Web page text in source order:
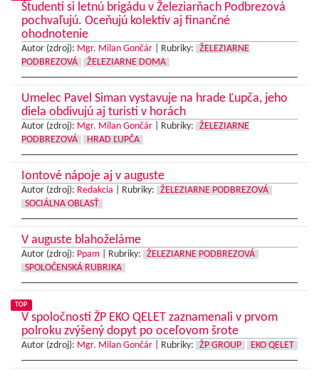
Študenti si letnú brigádu v Železiarňach Podbrezová
pochvaľujú. Oceňujú kolektív aj finančné
ohodnotenie
Autor (zdroj): Mgr. Milan Gončár Rubriky:
ŽELEZIARNE
PODBREZOVÁ
ŽELEZIARNE DOMA
Umelec Pavel Siman vystavuje na hrade Ľupča, jeho
diela obdivujú aj turisti v horách
Autor (zdroj): Mgr. Milan Gončár Rubriky:
ŽELEZIARNE
PODBREZOVÁ
HRAD ĽUPČA
Iontové nápoje aj v auguste
Autor (zdroj): Redakcia Rubriky:
ŽELEZIARNE PODBREZOVÁ
SOCIÁLNA OBLASŤ
V auguste blahoželáme
Autor (zdroj): Ppam Rubriky:
ŽELEZIARNE PODBREZOVÁ
SPOLOČENSKÁ RUBRIKA
TOP
V spoločnosti ŽP EKO QELET zaznamenali v prvom
polroku zvýšený dopyt po oceľovom šrote
Autor (zdroj): Mgr. Milan Gončár Rubriky: ŽP GROUP EKO QELET